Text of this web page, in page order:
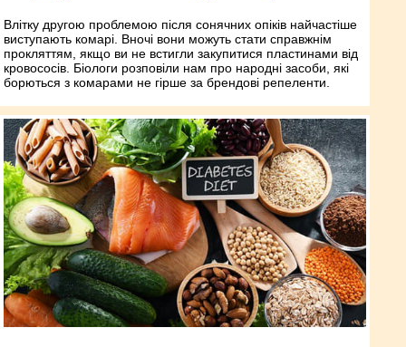
Влітку другою проблемою після сонячних опіків найчастіше
виступають комарі. Вночі вони можуть стати справжнім
прокляттям, якщо ви не встигли закупитися пластинами від
кровососів. Біологи розповіли нам про народні засоби, які
борються з комарами не гірше за брендові репеленти.